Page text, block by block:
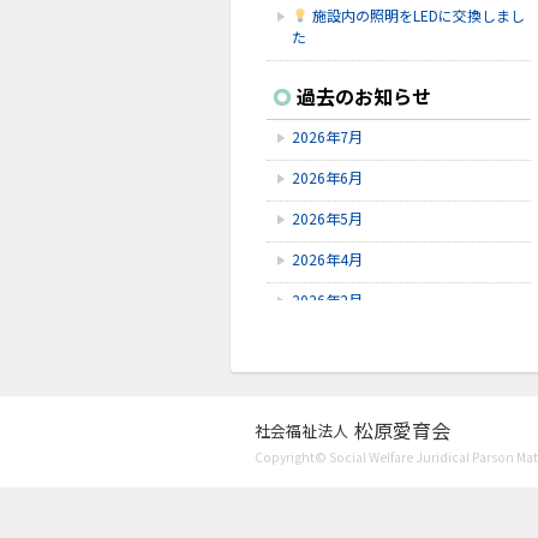
施設内の照明をLEDに交換しまし
た
シェイクアウト石川
2026.7.9
6/9～6/28にゆずオレンジ周年祭が
ありました。
2026.7.9
赤しそを使ってジュースを作りまし
過去のお知らせ
2026年7月
2026年6月
2026年5月
2026年4月
2026年2月
2025年11月
2025年10月
社会福祉法人 松原愛育会
Copyright© Social Welfare Juridical Parson